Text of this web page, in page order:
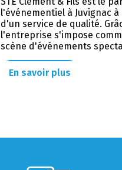
l'événementiel à Juvignac
d'un service de qualité.
l'entreprise s'impose
scène d'événements
En savoir plus